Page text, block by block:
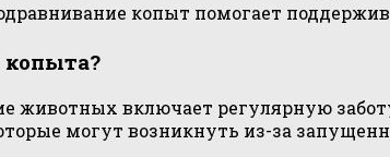
копыт помогает
копыта?
животных включает регулярную
могут возникнуть из-за